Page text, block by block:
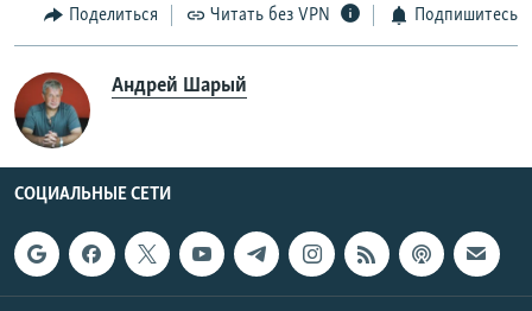
Поделиться Читать без VPN Подпишитесь
Андрей Шарый
СОЦИАЛЬНЫЕ СЕТИ